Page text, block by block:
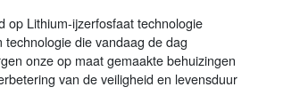
op Lithium-ijzerfosfaat technologie
die vandaag de dag
onze op maat gemaakte behuizingen
van de veiligheid en levensduur